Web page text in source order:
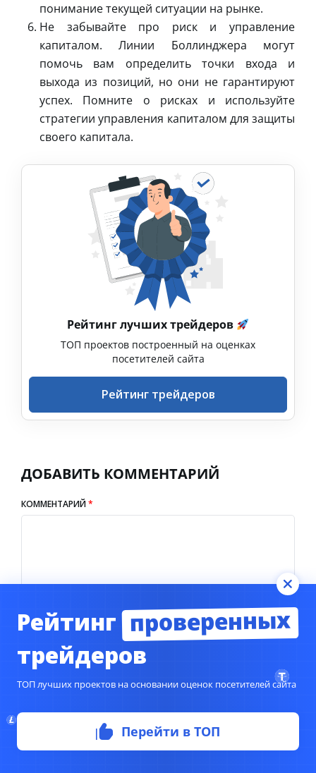
понимание текущей ситуации на рынке.
Не забывайте про риск и управление
капиталом. Линии Боллинджера могут
помочь вам определить точки входа и
выхода из позиций, но они не гарантируют
успех. Помните о рисках и используйте
стратегии управления капиталом для защиты
своего капитала.
Рейтинг лучших трейдеров
ТОП проектов построенный на оценках
посетителей сайта
Рейтинг трейдеров
ДОБАВИТЬ КОММЕНТАРИЙ
КОММЕНТАРИЙ*
Рейтинг проверенных
трейдеров
ТОП лучших проектов на основании оценок посетителей сайта
Перейти в ТОП